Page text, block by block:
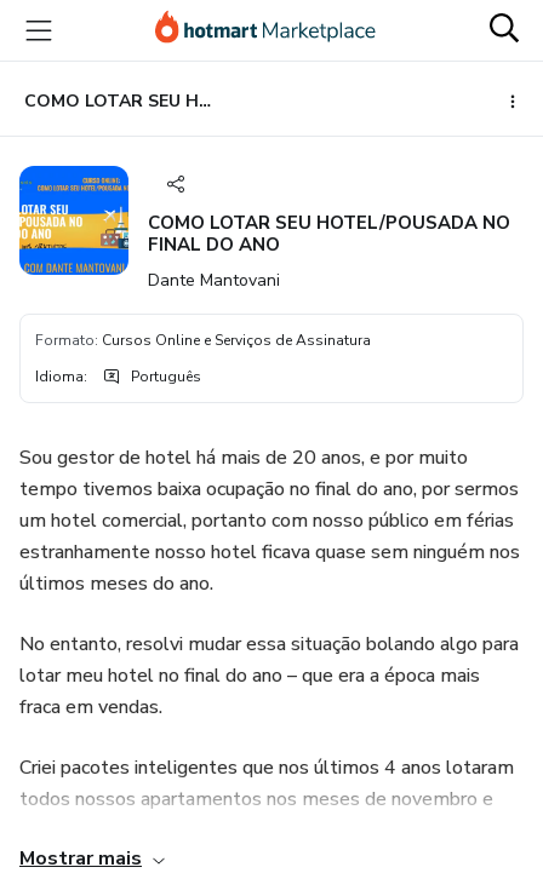
para
conteúdo
principal
para
pagamento
para
rodapé
COMO LOTAR SEU HOTEL/POUSADA NO FINAL DO ANO
COMO LOTAR SEU HOTEL/POUSADA NO
FINAL DO ANO
Dante Mantovani
Formato: Cursos Online e Serviços de Assinatura
Idioma: Português
Sou gestor de hotel há mais de 20 anos, e por muito
tempo tivemos baixa ocupação no final do ano, por sermos
um hotel comercial, portanto com nosso público em férias
estranhamente nosso hotel ficava quase sem ninguém nos
últimos meses do ano.
No entanto, resolvi mudar essa situação bolando algo para
lotar meu hotel no final do ano – que era a época mais
fraca em vendas.
Criei pacotes inteligentes que nos últimos 4 anos lotaram
todos nossos apartamentos nos meses de novembro e
Mostrar mais